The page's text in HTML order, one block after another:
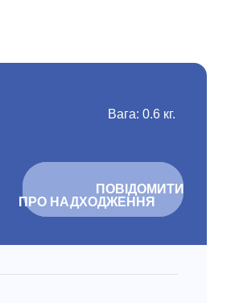
Вага: 0.6 кг.
ПРО НАДХОДЖЕННЯ